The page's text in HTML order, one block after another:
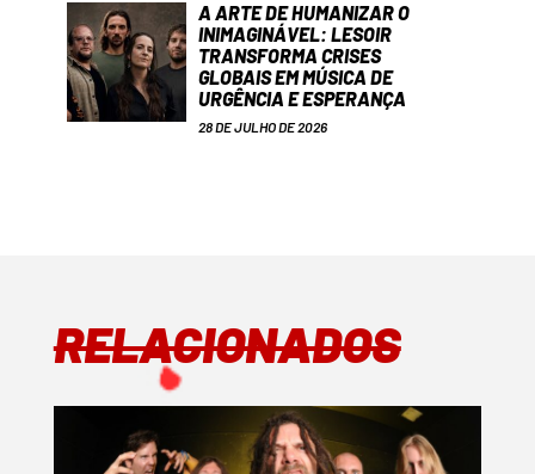
A ARTE DE HUMANIZAR O
INIMAGINÁVEL: LESOIR
TRANSFORMA CRISES
GLOBAIS EM MÚSICA DE
URGÊNCIA E ESPERANÇA
28 DE JULHO DE 2026
RELACIONADOS